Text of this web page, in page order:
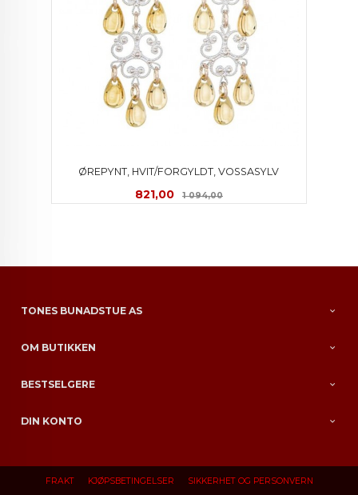
ØREPYNT, HVIT/FORGYLDT, VOSSASYLV
Tilbud
821,00 1 094,00Rabatt
TONES BUNADSTUE AS
OM BUTIKKEN
BESTSELGERE
DIN KONTO
FRAKT KJØPSBETINGELSER SIKKERHET OG PERSONVERN